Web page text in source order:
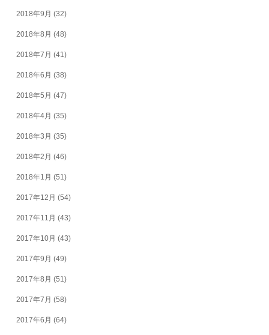
2018年9月 (32)
2018年8月 (48)
2018年7月 (41)
2018年6月 (38)
2018年5月 (47)
2018年4月 (35)
2018年3月 (35)
2018年2月 (46)
2018年1月 (51)
2017年12月 (54)
2017年11月 (43)
2017年10月 (43)
2017年9月 (49)
2017年8月 (51)
2017年7月 (58)
2017年6月 (64)